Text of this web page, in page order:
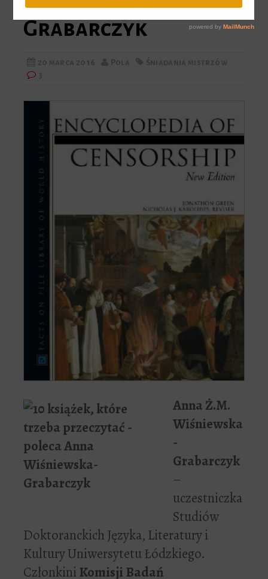
Grabarczyk
Anna Ż.M.
Wiśniewska
-
Grabarczyk
–
uczestniczka
Studiów
Doktoranckich Języka, Literatury i
Kultury Uniwersytetu Łódzkiego.
CzłonkiniKomisji Badań